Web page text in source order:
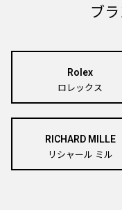
ブ
Rolex
ロレックス
RICHARD MILLE
リシャール ミル